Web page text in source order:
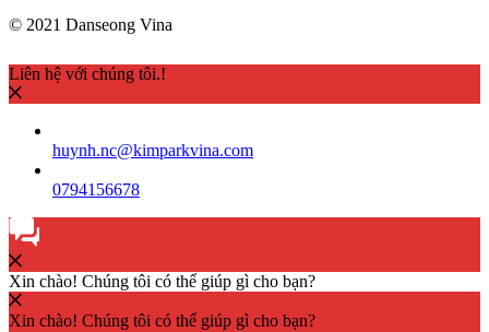
© 2021 Danseong Vina
Liên hệ với chúng tôi.!
huynh.nc@kimparkvina.com
0794156678
Xin chào! Chúng tôi có thể giúp gì cho bạn?
Xin chào! Chúng tôi có thể giúp gì cho bạn?